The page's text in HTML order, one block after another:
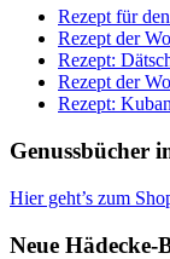
Rezept für
Rezept der
Rezept:
Rezept der
Rezept:
Genussbücher
Hier geht’s zum
Neue Hädecke-